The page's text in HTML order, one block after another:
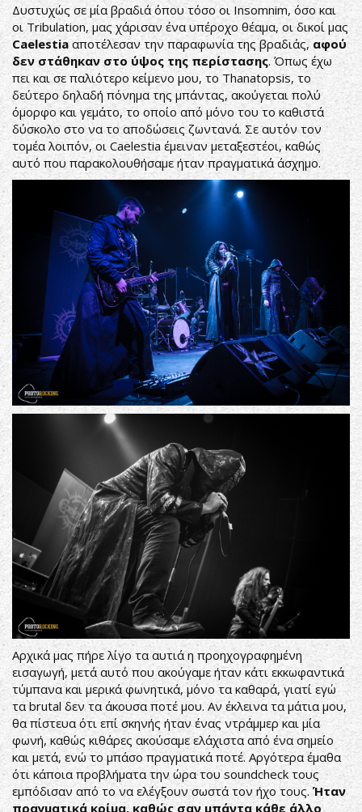
Δυστυχώς σε μία βραδιά όπου τόσο οι Insomnim, όσο και
οι Tribulation, μας χάρισαν ένα υπέροχο θέαμα, οι δικοί μας
Caelestia αποτέλεσαν την παραφωνία της βραδιάς, αφού
δεν στάθηκαν στο ύψος της περίστασης. Όπως έχω
πει και σεπαλιότερο κείμενο μου, το Thanatopsis, το
δεύτερο δηλαδή πόνημα της μπάντας, ακούγεται πολύ
όμορφο και γεμάτο, το οποίο από μόνο του το καθιστά
δύσκολο στο να το αποδώσεις ζωντανά. Σε αυτόν τον
τομέα λοιπόν, οι Caelestia έμειναν μεταξεστέοι, καθώς
αυτό που παρακολουθήσαμε ήταν πραγματικά άσχημο.
Αρχικά μας πήρε λίγο τα αυτιά η προηχογραφημένη
εισαγωγή, μετά αυτό που ακούγαμε ήταν κάτι εκκωφαντικά
τύμπανα και μερικά φωνητικά, μόνο τα καθαρά, γιατί εγώ
τα brutal δεν τα άκουσα ποτέ μου. Αν έκλεινα τα μάτια μου,
θα πίστευα ότι επί σκηνής ήταν ένας ντράμμερ και μία
φωνή, καθώς κιθάρες ακούσαμε ελάχιστα από ένα σημείο
και μετά, ενώ το μπάσο πραγματικά ποτέ. Αργότερα έμαθα
ότι κάποια προβλήματα την ώρα του soundcheck τους
εμπόδισαν από το να ελέγξουν σωστά τον ήχο τους.Ήταν
πραγματικά κρίμα, καθώς σαν μπάντα κάθε άλλο